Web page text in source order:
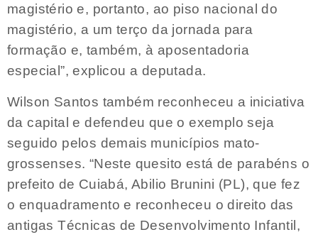
magistério e, portanto, ao piso nacional do
magistério, a um terço da jornada para
formação e, também, à aposentadoria
especial”, explicou a deputada.
Wilson Santos também reconheceu a iniciativa
da capital e defendeu que o exemplo seja
seguido pelos demais municípios mato-
grossenses. “Neste quesito está de parabéns o
prefeito de Cuiabá, Abilio Brunini (PL), que fez
o enquadramento e reconheceu o direito das
antigas Técnicas de Desenvolvimento Infantil,